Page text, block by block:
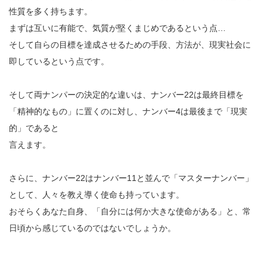
性質を多く持ちます。
まずは互いに有能で、気質が堅くまじめであるという点…
そして自らの目標を達成させるための手段、方法が、現実社会に
即しているという点です。
そして両ナンパーの決定的な違いは、ナンバー22は最終目標を
「精神的なもの」に置くのに対し、ナンバー4は最後まで「現実
的」であると
言えます。
さらに、ナンバー22はナンバー11と並んで「マスターナンバー」
として、人々を教え導く使命も持っています。
おそらくあなた自身、「自分には何か大きな使命がある」と、常
日頃から感じているのではないでしょうか。